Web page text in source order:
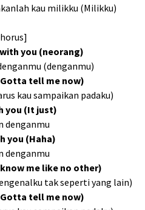
kau milikku (Milikku)
you (neorang)
(denganmu)
tell me now)
kau sampaikan padaku)
you (It just)
denganmu
you (Haha)
denganmu
me like no other)
tak seperti yang lain)
tell me now)